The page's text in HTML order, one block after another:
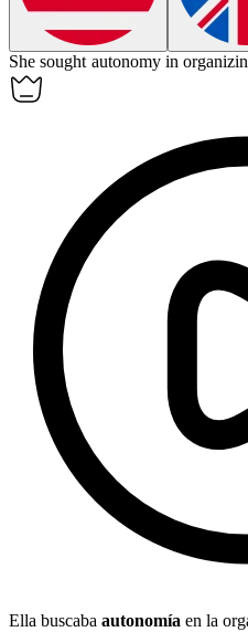
She sought autonomy in
Ella buscaba autonomía en la